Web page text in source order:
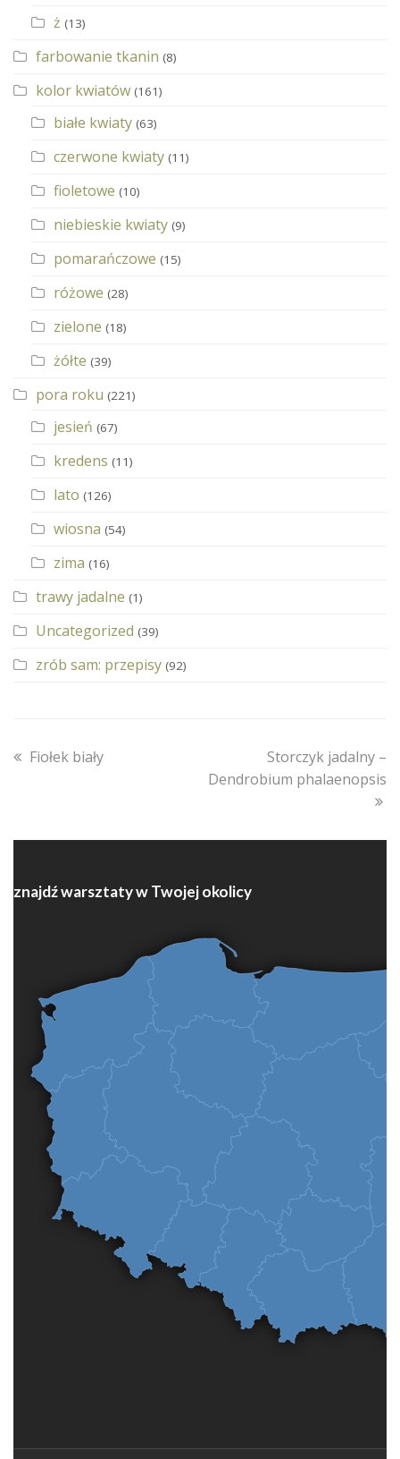
ż (13)
farbowanie tkanin (8)
kolor kwiatów (161)
białe kwiaty (63)
czerwone kwiaty (11)
fioletowe (10)
niebieskie kwiaty (9)
pomarańczowe (15)
różowe (28)
zielone (18)
żółte (39)
pora roku (221)
jesień (67)
kredens (11)
lato (126)
wiosna (54)
zima (16)
trawy jadalne (1)
Uncategorized (39)
zrób sam: przepisy (92)
previous
Fiołek biały
next
post:
Storczyk jadalny –
Dendrobium phalaenopsis
znajdź warsztaty w Twojej okolicy